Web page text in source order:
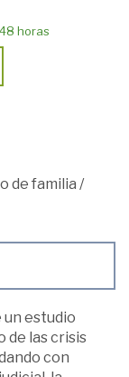
horas
de familia /
un estudio
de las crisis
con